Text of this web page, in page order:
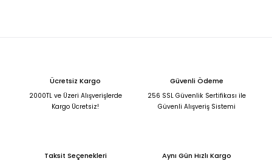
Ücretsiz Kargo
2000TL ve Üzeri Alışverişlerde
Kargo Ücretsiz!
Güvenli Ödeme
256 SSL Güvenlik Sertifikası ile
Güvenli Alışveriş Sistemi
Taksit Seçenekleri Aynı Gün Hızlı Kargo